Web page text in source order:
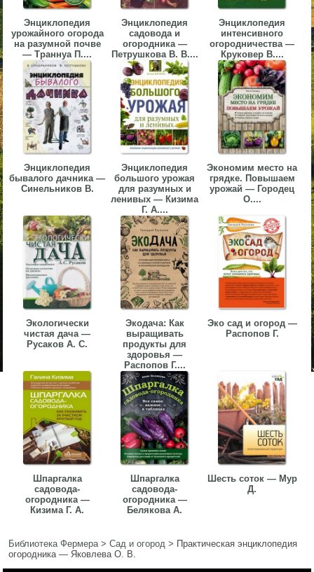
Энциклопедия
урожайного огорода
на разумной почве
— Траннуа П....
Энциклопедия
садовода и
огородника —
Петрушкова В. В....
Энциклопедия
интенсивного
огородничества —
Круковер В....
Энциклопедия
бывалого дачника —
Синельников В.
Энциклопедия
большого урожая
для разумных и
ленивых — Кизима
Г. А....
Экономим место на
грядке. Повышаем
урожай — Городец
О....
Экологически
чистая дача —
Русаков А. С.
Экодача: Как
выращивать
продукты для
здоровья —
Распопов Г....
Эко сад и огород —
Распопов Г.
Шпаргалка
садовода-
огородника —
Кизима Г. А.
Шпаргалка
садовода-
огородника —
Белякова А.
Шесть соток — Мур
Д.
Библиотека Фермера>Сад и огород > Практическая энциклопедия
огородника — Яковлева О. В.
▼
▼